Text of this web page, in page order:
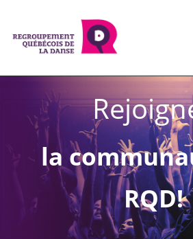
la
RQD!